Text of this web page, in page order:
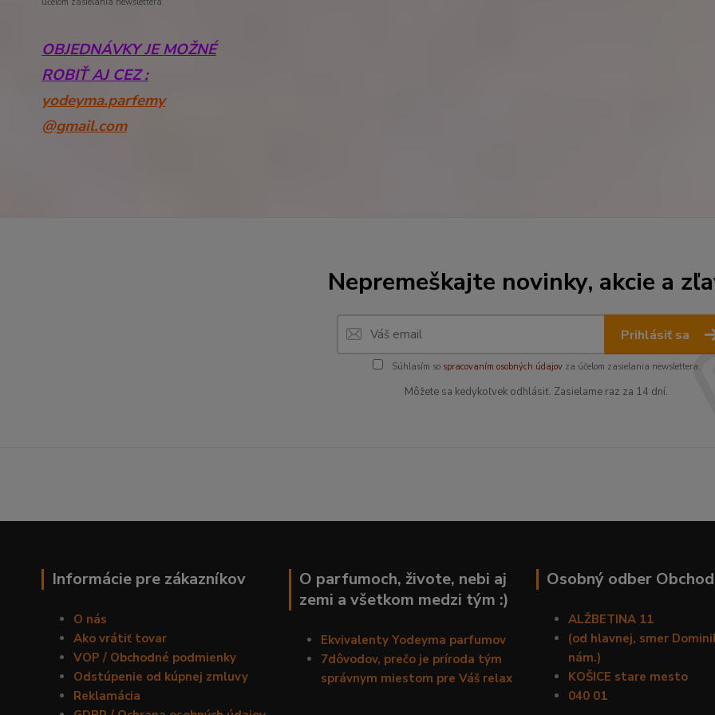
OBJEDNÁVKY JE MOŽNÉ
ROBIŤ AJ CEZ :
yodeyma.parfemy
@gmail.com
Nepremeškajte novinky, akcie a
Prihlásiť sa
Súhlasím so spracovaním osobných údajovza účelom zasielania newslettera.
Môžete sa kedykoľvek odhlásiť. Zasielame raz za 14 dní.
Informácie pre zákazníkov
O nás
Ako vrátiť tovar
VOP / Obchodné podmienky
Odstúpenie od kúpnej zmluvy
Reklamácia
O parfumoch, živote, nebi aj
zemi a všetkom medzi tým :)
Ekvivalenty Yodeyma parfumov
7dôvodov, prečo je príroda tým
správnym miestom pre Váš relax
Osobný odber Obchod
ALŽBETINA 11
(od hlavnej, smer
nám.)
KOŠICE stare mesto
040 01